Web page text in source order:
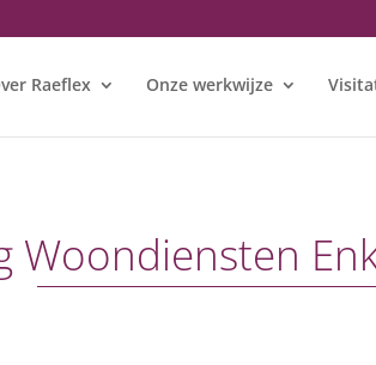
Raeflex Onze werkwijze
Woondiensten